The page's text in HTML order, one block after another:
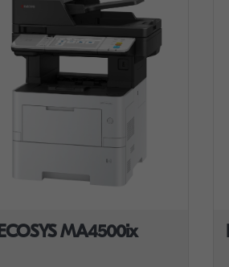
ECOSYS MA4500ix